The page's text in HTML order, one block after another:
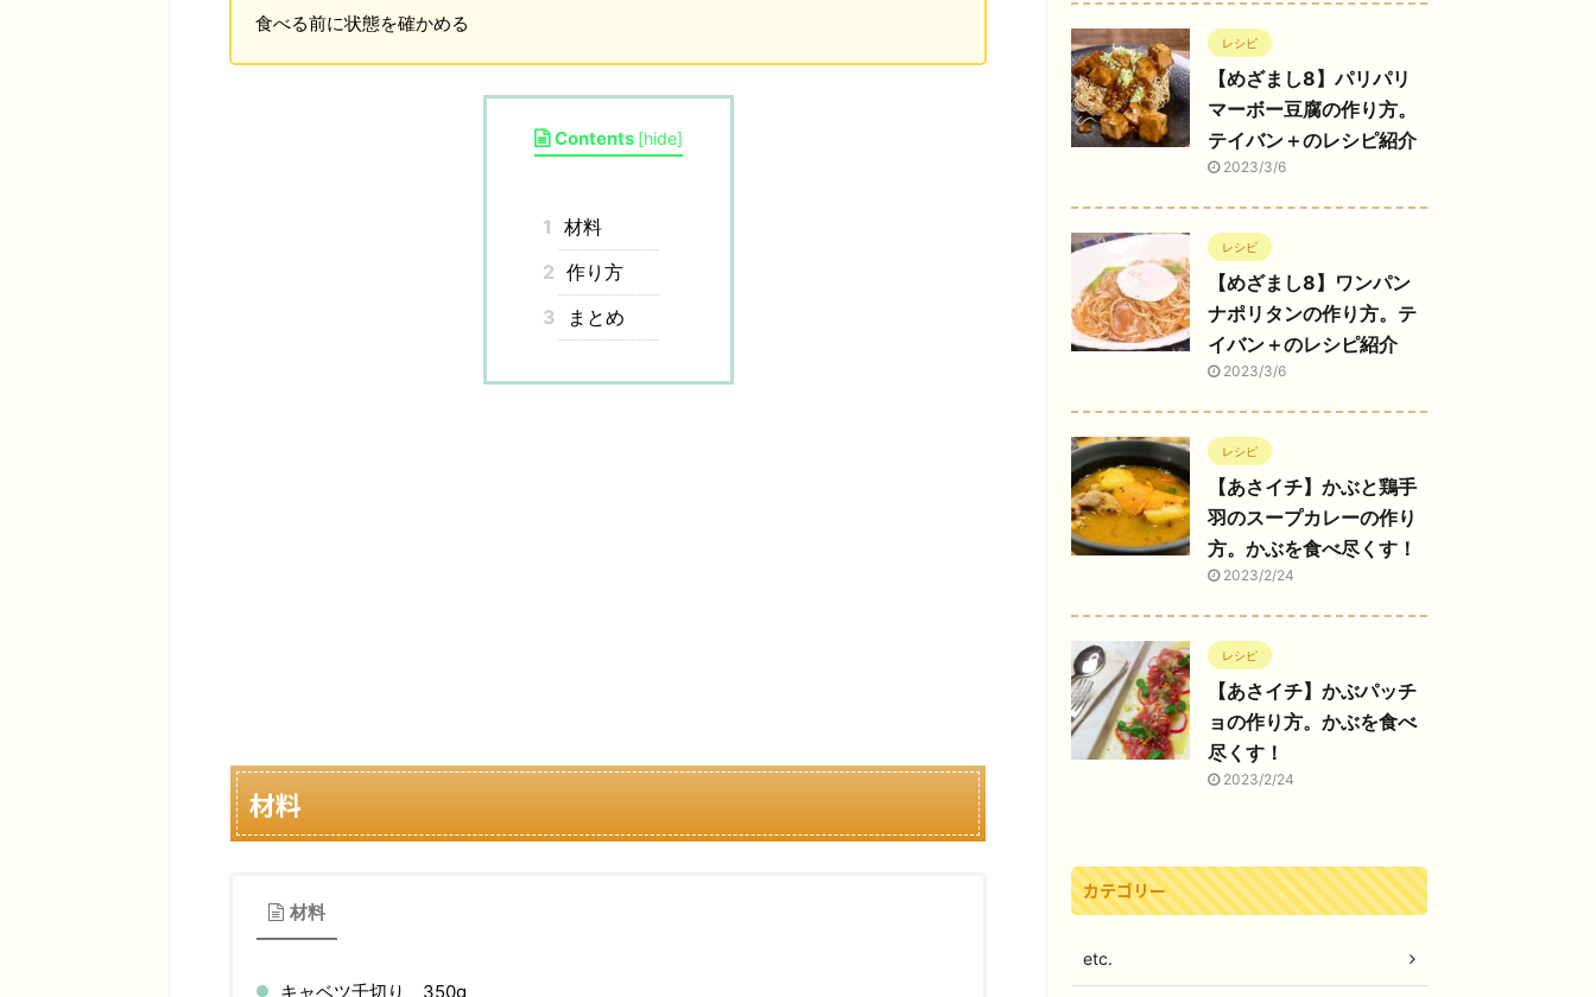
食べる前に状態を確かめる
Contents [hide]
1 材料
2 作り方
3
まとめ
材料
材料
キャベツ千切り 350g
レシピ
【めざまし8】パリパリ
マーボー豆腐の作り方。
テイバン＋のレシピ紹介
2023/3/6
レシピ
【めざまし8】ワンパン
ナポリタンの作り方。テ
イバン＋のレシピ紹介
2023/3/6
レシピ
【あさイチ】かぶと鶏手
羽のスープカレーの作り
方。かぶを食べ尽くす！
2023/2/24
レシピ
【あさイチ】かぶパッチ
ョの作り方。かぶを食べ
尽くす！
2023/2/24
カテゴリー
etc.